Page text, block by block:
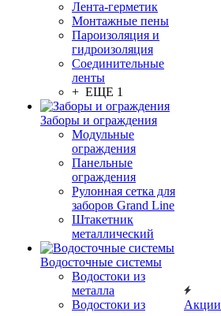
Лента-герметик
Монтажные пены
Пароизоляция и
гидроизоляция
Соединительные
ленты
+ ЕЩЕ 1
Заборы и ограждения
Модульные
ограждения
Панельные
ограждения
Рулонная сетка для
заборов Grand Line
Штакетник
металлический
Водосточные системы
Водостоки из
металла
Водостоки из
Акции